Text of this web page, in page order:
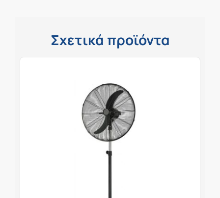
Σχετικά προϊόντα